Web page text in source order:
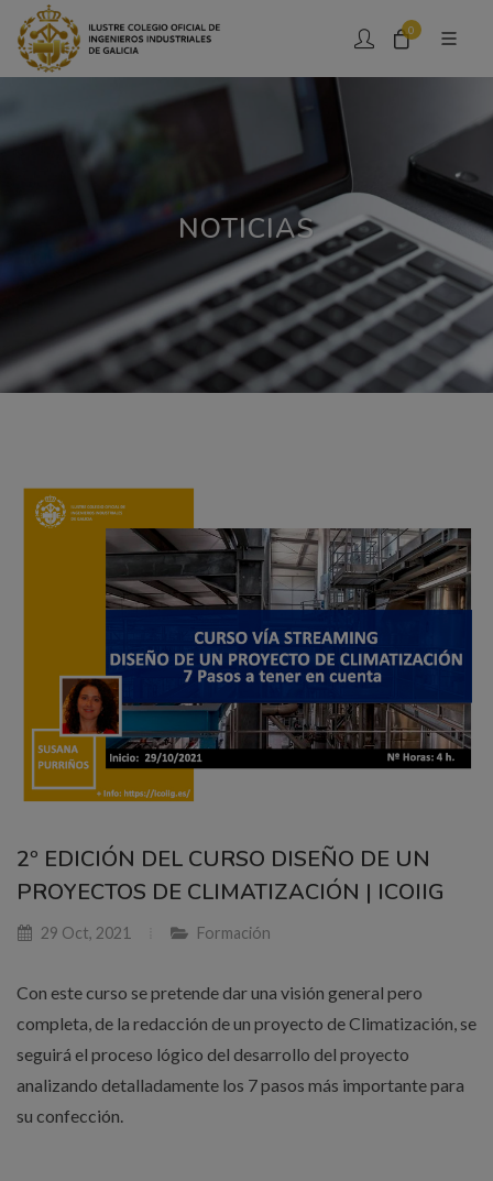
0
NOTICIAS
2º EDICIÓN DEL CURSO DISEÑO DE UN
PROYECTOS DE CLIMATIZACIÓN | ICOIIG
29 Oct, 2021 Formación
Con este curso se pretende dar una visión general pero
completa, de la redacción de un proyecto de Climatización, se
seguirá el proceso lógico del desarrollo del proyecto
analizando detalladamente los 7 pasos más importante para
su confección.